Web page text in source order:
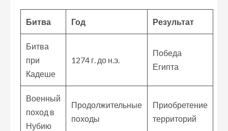
Битва Год Результат
Битва
при
Кадеше
1274 г. до н.э.
Победа
Египта
Военный
поход в
Нубию
Продолжительные
походы
Приобретение
территорий